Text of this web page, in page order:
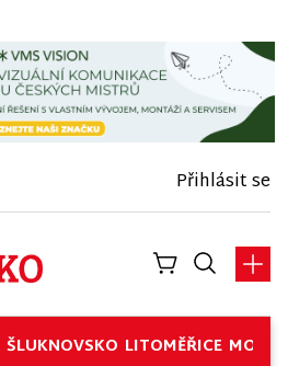
Přihlásit se
ŠLUKNOVSKO LITOMĚŘICE